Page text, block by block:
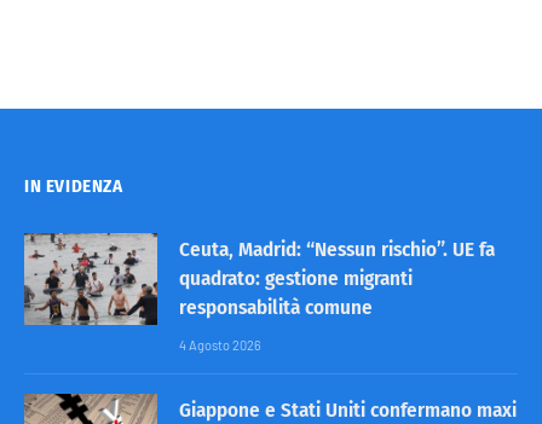
IN EVIDENZA
Ceuta, Madrid: “Nessun rischio”. UE fa
quadrato: gestione migranti
responsabilità comune
4 Agosto 2026
Giappone e Stati Uniti confermano maxi